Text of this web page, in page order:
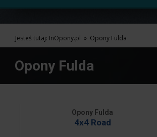
Jesteś tutaj: InOpony.pl » Opony Fulda
Opony Fulda
Opony Fulda
4x4 Road